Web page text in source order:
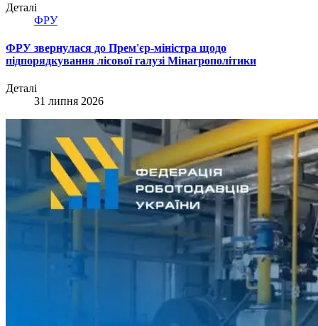
Деталі
ФРУ
ФРУ звернулася до Прем'єр-міністра щодо
підпорядкування лісової галузі Мінагрополітики
Деталі
31 липня 2026